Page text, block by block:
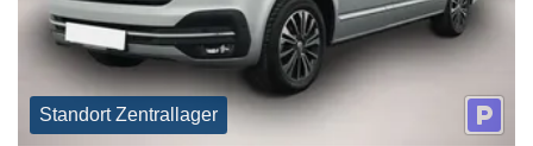
Standort Zentrallager